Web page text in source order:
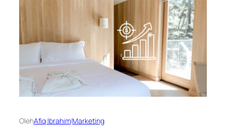
OlehAfiq Ibrahim|Marketing